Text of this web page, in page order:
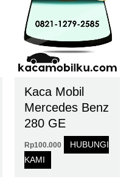
Kaca Mobil
Mercedes Benz
280 GE
Rp100.000
HUBUNGI
KAMI